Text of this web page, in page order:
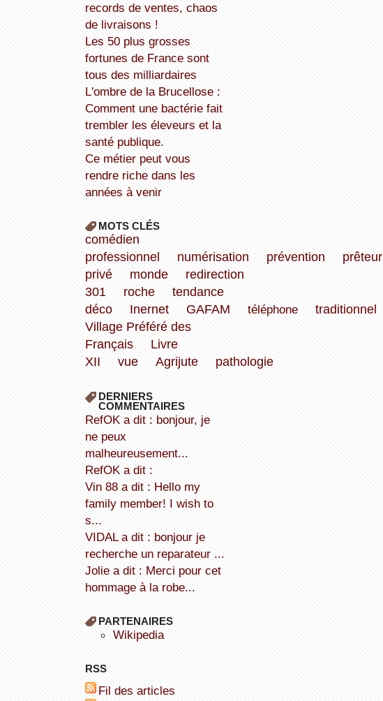
records de ventes, chaos
de livraisons !
Les 50 plus grosses
fortunes de France sont
tous des milliardaires
L'ombre de la Brucellose :
Comment une bactérie fait
trembler les éleveurs et la
santé publique.
Ce métier peut vous
rendre riche dans les
années à venir
MOTS CLÉS
comédien
professionnel
numérisation prévention
prêteur
privé
monde
redirection
301
roche
tendance
déco
Inernet GAFAM téléphone traditionnel
Village Préféré des
Français
Livre
XII
vue Agrijute pathologie
DERNIERS
COMMENTAIRES
refOK a dit : bonjour, je
ne peux
malheureusement...
refOK a dit :
Vin 88 a dit : Hello my
family member! I wish to
s...
VIDAL a dit : bonjour je
recherche un reparateur ...
Jolie a dit : Merci pour cet
hommage à la robe...
PARTENAIRES
wikipedia
RSS
Fil des articles